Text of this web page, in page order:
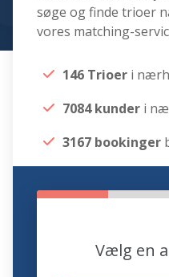
søge og finde trioer
vores matching-
146 Trioer i
7084 kunder i
3167 bookinger
Vælg en